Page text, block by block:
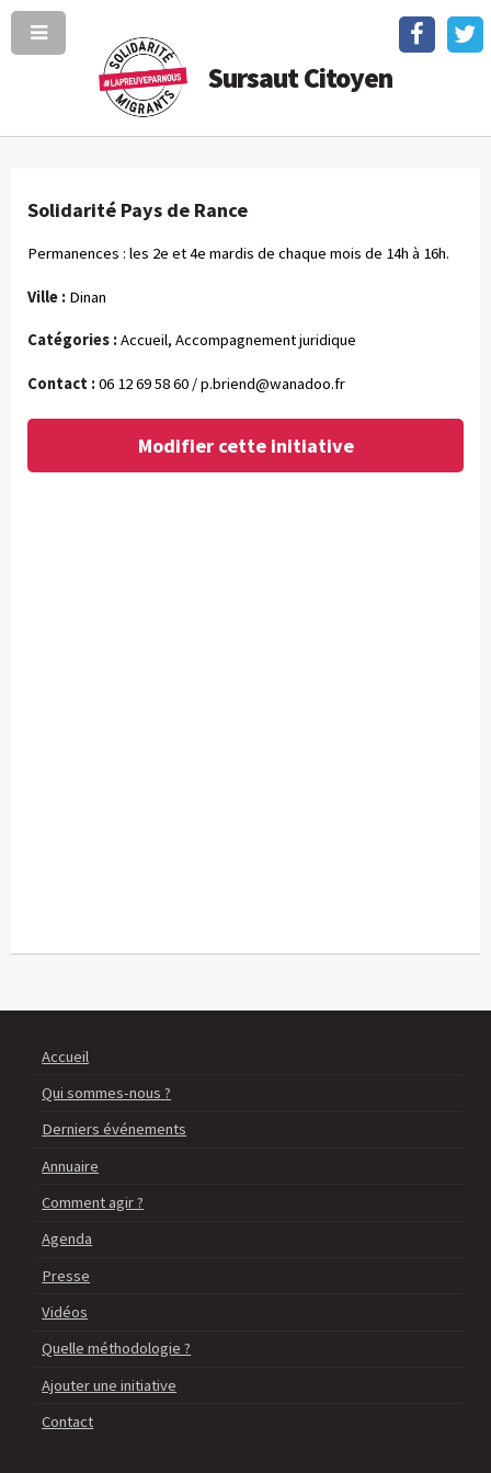
Sursaut Citoyen
Solidarité Pays de Rance
Permanences : les 2e et 4e mardis de chaque mois de 14h à 16h.
Ville : Dinan
Catégories :Accueil, Accompagnement juridique
Contact :06 12 69 58 60 /p.briend@wanadoo.fr
Modifier cette initiative
Accueil
Qui sommes-nous ?
Derniers événements
Annuaire
Comment agir ?
Agenda
Presse
Vidéos
Quelle méthodologie ?
Ajouter une initiative
Contact